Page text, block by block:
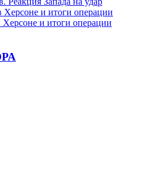
и итоги операции